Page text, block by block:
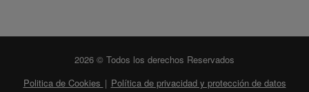
2026 © Todos los derechos Reservados
Politica de Cookies | Política de privacidad y protección de datos